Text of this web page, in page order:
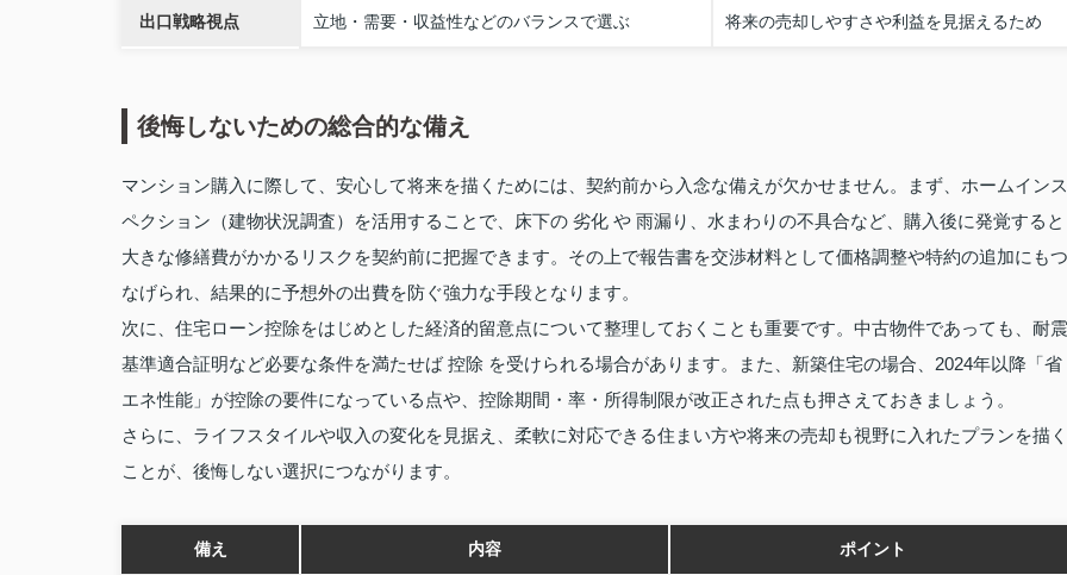
出口戦略視点 立地・需要・収益性などのバランスで選ぶ 将来の売却しやすさや利益を見据えるため
後悔しないための総合的な備え
マンション購入に際して、安心して将来を描くためには、契約前から入念な備えが欠かせません。まず、ホームインス
ペクション（建物状況調査）を活用することで、床下の 劣化 や 雨漏り、水まわりの不具合など、購入後に発覚すると
大きな修繕費がかかるリスクを契約前に把握できます。その上で報告書を交渉材料として価格調整や特約の追加にもつ
なげられ、結果的に予想外の出費を防ぐ強力な手段となります。
次に、住宅ローン控除をはじめとした経済的留意点について整理しておくことも重要です。中古物件であっても、耐震
基準適合証明など必要な条件を満たせば 控除 を受けられる場合があります。また、新築住宅の場合、2024年以降「省
エネ性能」が控除の要件になっている点や、控除期間・率・所得制限が改正された点も押さえておきましょう。
さらに、ライフスタイルや収入の変化を見据え、柔軟に対応できる住まい方や将来の売却も視野に入れたプランを描く
ことが、後悔しない選択につながります。
備え 内容 ポイント